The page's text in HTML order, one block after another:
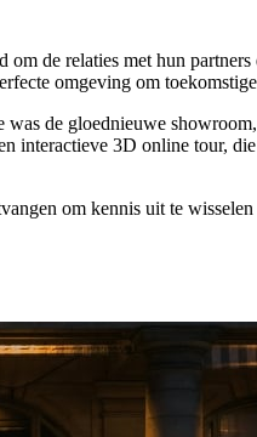
de relaties met hun
omgeving om
de gloednieuwe
interactieve 3D online tour,
om kennis uit te